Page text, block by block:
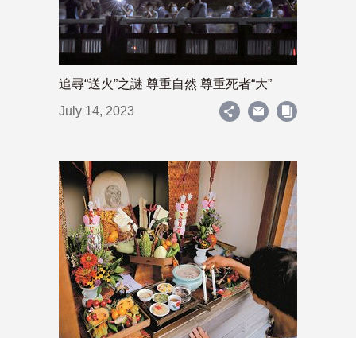
追尋“送火”之謎 尊重自然 尊重死者“大”
July 14, 2023